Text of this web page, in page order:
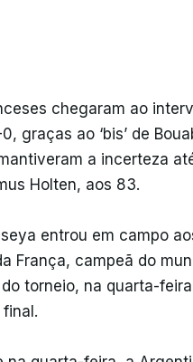
chegaram ao
graças ao ‘bis’ de
a incerteza
Holten, aos 83.
entrou em campo
França, campeã do
torneio, na quarta-